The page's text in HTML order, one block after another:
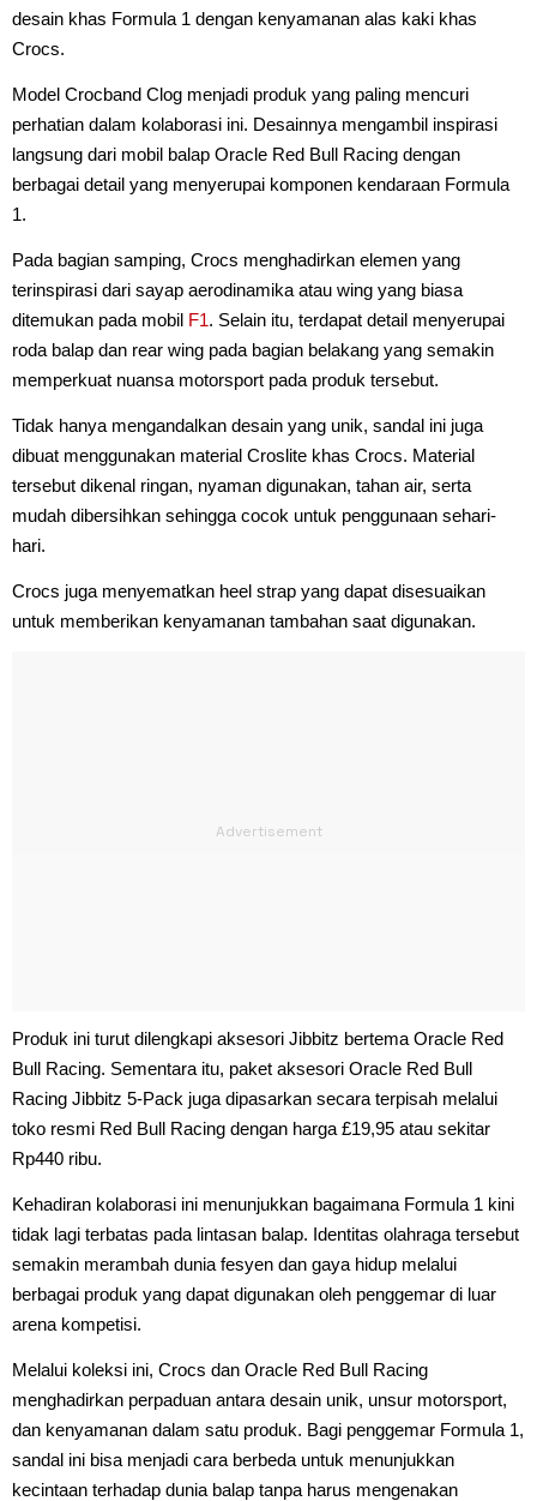
desain khas Formula 1 dengan kenyamanan alas kaki khas
Crocs.
Model Crocband Clog menjadi produk yang paling mencuri
perhatian dalam kolaborasi ini. Desainnya mengambil inspirasi
langsung dari mobil balap Oracle Red Bull Racing dengan
berbagai detail yang menyerupai komponen kendaraan Formula
1.
Pada bagian samping, Crocs menghadirkan elemen yang
terinspirasi dari sayap aerodinamika atau wing yang biasa
ditemukan pada mobil F1. Selain itu, terdapat detail menyerupai
roda balap dan rear wing pada bagian belakang yang semakin
memperkuat nuansa motorsport pada produk tersebut.
Tidak hanya mengandalkan desain yang unik, sandal ini juga
dibuat menggunakan material Croslite khas Crocs. Material
tersebut dikenal ringan, nyaman digunakan, tahan air, serta
mudah dibersihkan sehingga cocok untuk penggunaan sehari-
hari.
Crocs juga menyematkan heel strap yang dapat disesuaikan
untuk memberikan kenyamanan tambahan saat digunakan.
Produk ini turut dilengkapi aksesori Jibbitz bertema Oracle Red
Bull Racing. Sementara itu, paket aksesori Oracle Red Bull
Racing Jibbitz 5-Pack juga dipasarkan secara terpisah melalui
toko resmi Red Bull Racing dengan harga £19,95 atau sekitar
Rp440 ribu.
Kehadiran kolaborasi ini menunjukkan bagaimana Formula 1 kini
tidak lagi terbatas pada lintasan balap. Identitas olahraga tersebut
semakin merambah dunia fesyen dan gaya hidup melalui
berbagai produk yang dapat digunakan oleh penggemar di luar
arena kompetisi.
Melalui koleksi ini, Crocs dan Oracle Red Bull Racing
menghadirkan perpaduan antara desain unik, unsur motorsport,
dan kenyamanan dalam satu produk. Bagi penggemar Formula 1,
sandal ini bisa menjadi cara berbeda untuk menunjukkan
kecintaan terhadap dunia balap tanpa harus mengenakan